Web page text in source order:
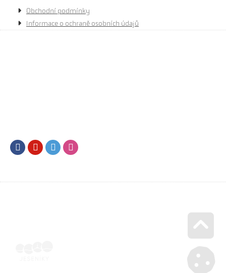
Obchodní podmínky
Informace o ochraně osobních údajů
FacebookYoutubeTwitter
Go